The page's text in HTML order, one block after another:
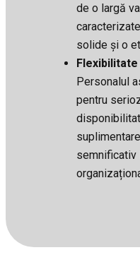
de o largă
solide și o
Personalul
pentru
semnificativ